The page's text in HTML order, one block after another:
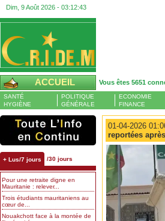
Dim, 9 Août 2026 - 03:12:44
ACCUEIL Vous êtes 5651
SANTÉ
HYGIÈNE
POLITIQUE
GÉNÉRALE
ECONOMIE
FINANCE
+ Lus/7 jours /30 jours
Pour une retraite digne en
Mauritanie : relever...
Trois étudiants mauritaniens au
cœur de...
Nouakchott face à la montée de
01-04-2026
reportées